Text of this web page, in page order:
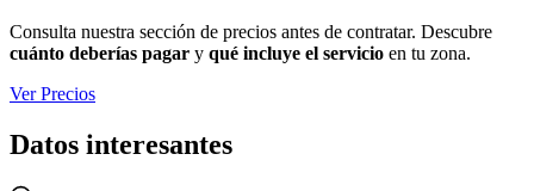
Consulta nuestra sección de precios antes de contratar. Descubre
cuánto deberías pagar y qué incluye el servicio en tu zona.
Ver Precios
Datos interesantes